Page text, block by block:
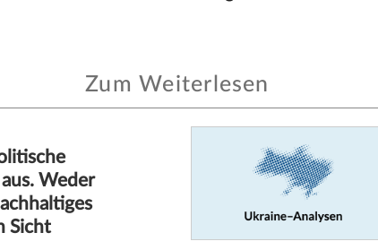
Zum Weiterlesen
Weder
Sicht